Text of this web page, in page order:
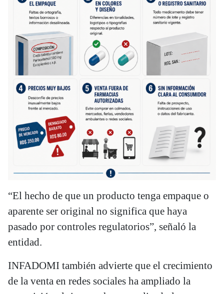
“El hecho de que un producto tenga empaque o
aparente ser original no significa que haya
pasado por controles regulatorios”, señaló la
entidad.
INFADOMI también advierte que el crecimiento
de la venta en redes sociales ha ampliado la